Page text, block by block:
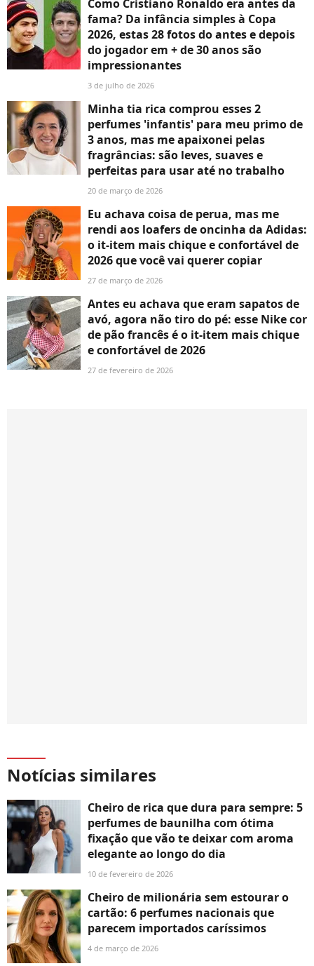
Como Cristiano Ronaldo era antes da
fama? Da infância simples à Copa
2026, estas 28 fotos do antes e depois
do jogador em + de 30 anos são
impressionantes
3 de julho de 2026
Minha tia rica comprou esses 2
perfumes 'infantis' para meu primo de
3 anos, mas me apaixonei pelas
fragrâncias: são leves, suaves e
perfeitas para usar até no trabalho
20 de março de 2026
Eu achava coisa de perua, mas me
rendi aos loafers de oncinha da Adidas:
o it-item mais chique e confortável de
2026 que você vai querer copiar
27 de março de 2026
Antes eu achava que eram sapatos de
avó, agora não tiro do pé: esse Nike cor
de pão francês é o it-item mais chique
e confortável de 2026
27 de fevereiro de 2026
Notícias similares
Cheiro de rica que dura para sempre: 5
perfumes de baunilha com ótima
fixação que vão te deixar com aroma
elegante ao longo do dia
10 de fevereiro de 2026
Cheiro de milionária sem estourar o
cartão: 6 perfumes nacionais que
parecem importados caríssimos
4 de março de 2026